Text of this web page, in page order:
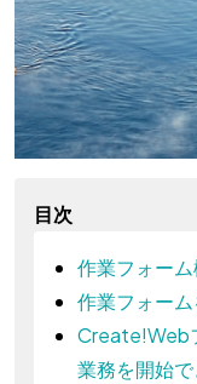
目次
作業フォー
作業フォー
Create!Web
業務を開始